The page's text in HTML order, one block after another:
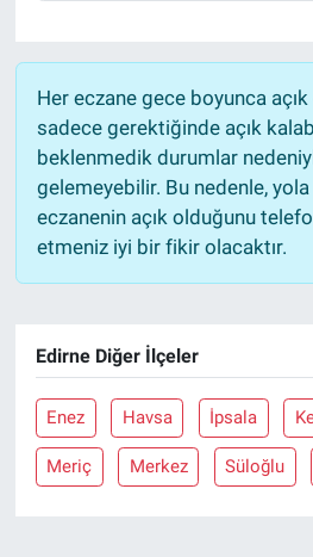
Her eczane gece boyunca açık
sadece gerektiğinde açık
beklenmedik durumlar
gelemeyebilir. Bu nedenle,
eczanenin açık olduğunu
etmeniz iyi bir fikir olacaktır.
Edirne Diğer İlçeler
Enez Havsa İpsala
Meriç Merkez Süloğlu